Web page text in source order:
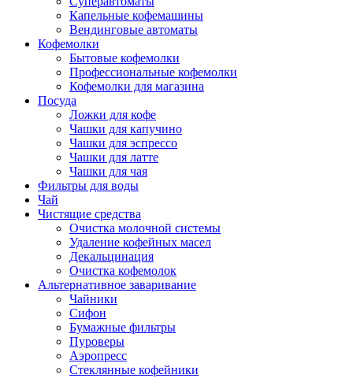
Капельные кофемашины
Вендинговые автоматы
Кофемолки
Бытовые кофемолки
Профессиональные кофемолки
Кофемолки для магазина
Посуда
Ложки для кофе
Чашки для капучино
Чашки для эспрессо
Чашки для латте
Чашки для чая
Фильтры для воды
Чай
Чистящие средства
Очистка молочной системы
Удаление кофейных масел
Декальцинация
Очистка кофемолок
Альтернативное заваривание
Чайники
Сифон
Бумажные фильтры
Пуроверы
Аэропресс
Стеклянные кофейники